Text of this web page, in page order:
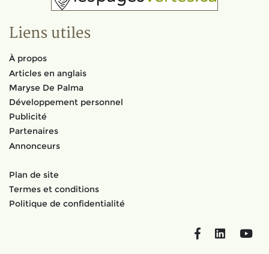
Liens utiles
À propos
Articles en anglais
Maryse De Palma
Développement personnel
Publicité
Partenaires
Annonceurs
Plan de site
Termes et conditions
Politique de confidentialité
FacebookLinkedIn